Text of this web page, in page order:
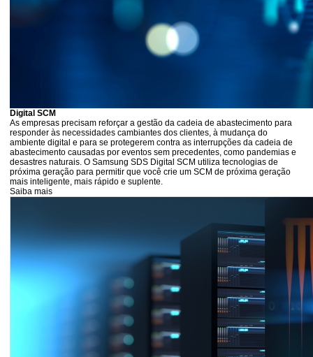
Digital SCM
As empresas precisam reforçar a gestão da cadeia de abastecimento para
responder às necessidades cambiantes dos clientes, à mudança do
ambiente digital e para se protegerem contra as interrupções da cadeia de
abastecimento causadas por eventos sem precedentes, como pandemias e
desastres naturais. O Samsung SDS Digital SCM utiliza tecnologias de
próxima geração para permitir que você crie um SCM de próxima geração
mais inteligente, mais rápido e suplente.
Saiba mais